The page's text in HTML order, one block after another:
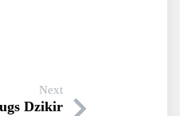
Next
Dzikir